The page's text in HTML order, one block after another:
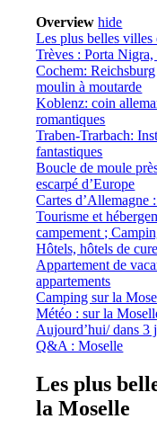
Overview hide
Les plus belles villes
Trèves : Porta
Cochem:
moulin à moutarde
Koblenz: coin
romantiques
Traben-Trarbach:
fantastiques
Boucle de moule
escarpé d’Europe
Cartes d’Allemagne
Tourisme et
campement ;
Hôtels, hôtels de
Appartement de
appartements
Camping sur la
Météo : sur la
Aujourd’hui/ dans 3
Q&A : Moselle
Les plus
la Moselle